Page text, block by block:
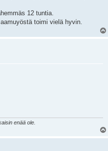
12 tuntia.
toimi vielä hyvin.
enää ole.